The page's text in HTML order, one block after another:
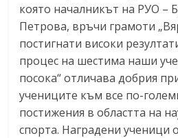
която началникът на РУО –
Петрова, връчи грамоти
постигнати високи
процес на шестима наши
посока“ отличава добрия
учениците към все по-
постижения в областта на
спорта. Наградени ученици